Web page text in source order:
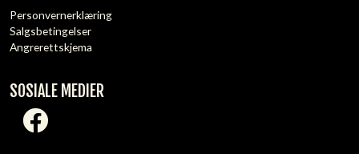
Personvernerklæring
Salgsbetingelser
Angrerettskjema
SOSIALE MEDIER